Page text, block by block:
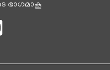
ഭാഗമാകൂ